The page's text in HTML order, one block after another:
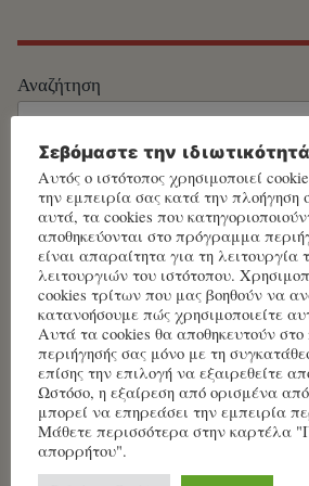
Αναζήτηση
LinkedIn
Γιατί να κάνω
Σεβόμαστε την
Αυτός ο ιστότοπος χρησιμοποιεί
την εμπειρία σας κατά την πλοήγηση
αυτά, τα cookies που
αποθηκεύονται στο πρόγραμμα
είναι απαραίτητα για τη λειτουργία
λειτουργιών του ιστότοπου.
cookies τρίτων που μας βοηθούν να
κατανοήσουμε πώς χρησιμοποιείτε
Αυτά τα cookies θα αποθηκευτούν
περιήγησής σας μόνο με τη
επίσης την επιλογή να εξαιρεθείτε
Ωστόσο, η εξαίρεση από ορισμένα
μπορεί να επηρεάσει την εμπειρία
Μάθετε περισσότερα στην καρτέλα
απορρήτου".